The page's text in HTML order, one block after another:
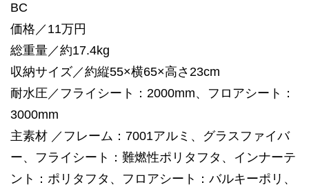
BC
価格／11万円
総重量／約17.4kg
収納サイズ／約縦55×横65×高さ23cm
耐水圧／フライシート：2000mm、フロアシート：
3000mm
主素材 ／フレーム：7001アルミ、グラスファイバ
ー、フライシート：難燃性ポリタフタ、インナーテ
ント：ポリタフタ、フロアシート：バルキーポリ、